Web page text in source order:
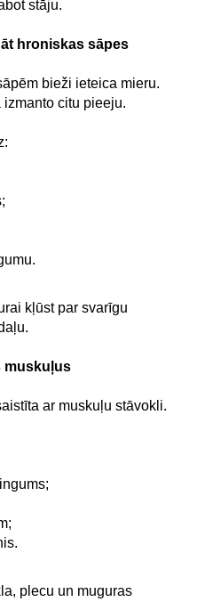
stāju.
hroniskas sāpes
bieži ieteica mieru.
citu pieeju.
kļūst par svarīgu
muskuļus
ar muskuļu stāvokli.
plecu un muguras